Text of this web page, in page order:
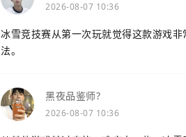
2026-08-07 10:36
冰雪竞技赛从第一次玩就觉得这款游戏
法。
黑夜品鉴师?
2026-08-07 10:36